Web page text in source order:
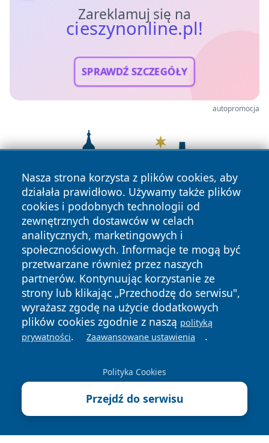
Zareklamuj się na
cieszynonline.pl!
SPRAWDŹ SZCZEGÓŁY
autopromocja
Nasza strona korzysta z plików cookies, aby
działała prawidłowo. Używamy także plików
cookies i podobnych technologii od
zewnętrznych dostawców w celach
analitycznych, marketingowych i
społecznościowych. Informacje te mogą być
przetwarzane również przez naszych
partnerów. Kontynuując korzystanie ze
strony lub klikając „Przechodzę do serwisu",
wyrażasz zgodę na użycie dodatkowych
plików cookies zgodnie z naszą polityką
prywatności. Zaawansowane ustawienia .
Polityka Cookies
Przejdź do serwisu
Copyright © 2026 cieszynonline.pl Wszystkie prawa
zastrzeżone.
Polityka
Prywatności
Polityka